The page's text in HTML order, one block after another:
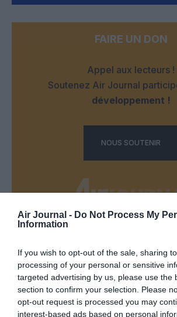
Air Journal - Do Not Process My
Information
If you wish to opt-out of the sale, sharing
processing of your personal or sensitive
targeted advertising by us, please use the
section to confirm your selection. Please
opt-out request is processed you may
interest-based ads based on personal
FAIRE UN DON
Appel aux lecteurs !
Soutenez Air Journal
développement !
NOUS SOUTENIR
a commenté l'article :
19 h 23 sans escale : le Boeing 777F de
Airlines relie l’Écosse à l’Australie